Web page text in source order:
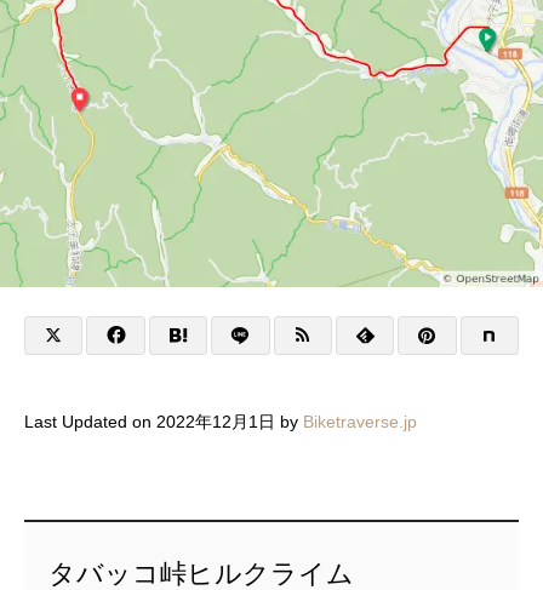
Last Updated on 2022年12月1日 by Biketraverse.jp
タバッコ峠ヒルクライム